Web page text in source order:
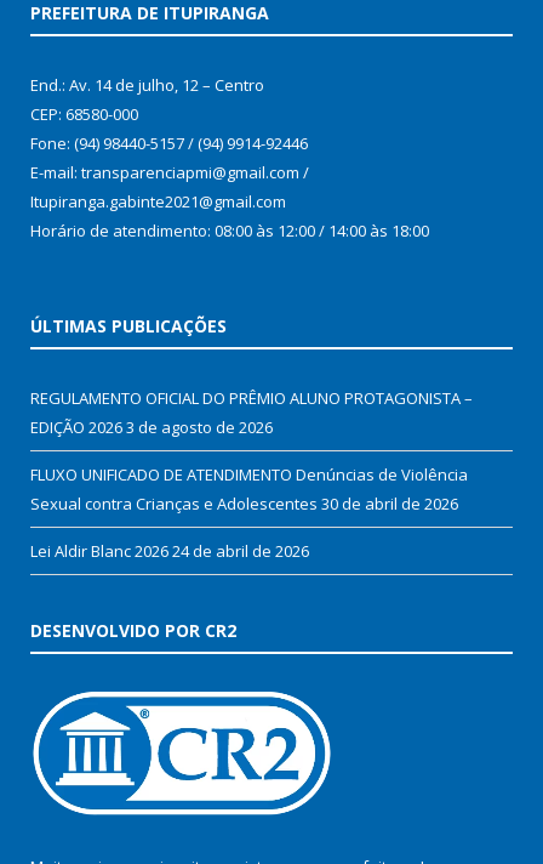
PREFEITURA DE ITUPIRANGA
End.: Av. 14 de julho, 12 – Centro
CEP: 68580-000
Fone: (94) 98440-5157 / (94) 9914-92446
E-mail: transparenciapmi@gmail.com /
Itupiranga.gabinte2021@gmail.com
Horário de atendimento: 08:00 às 12:00 / 14:00 às 18:00
ÚLTIMAS PUBLICAÇÕES
REGULAMENTO OFICIAL DO PRÊMIO ALUNO PROTAGONISTA –
EDIÇÃO 20263 de agosto de 2026
FLUXO UNIFICADO DE ATENDIMENTO Denúncias de Violência
Sexual contra Crianças e Adolescentes 30 de abril de 2026
Lei Aldir Blanc 202624 de abril de 2026
DESENVOLVIDO POR CR2